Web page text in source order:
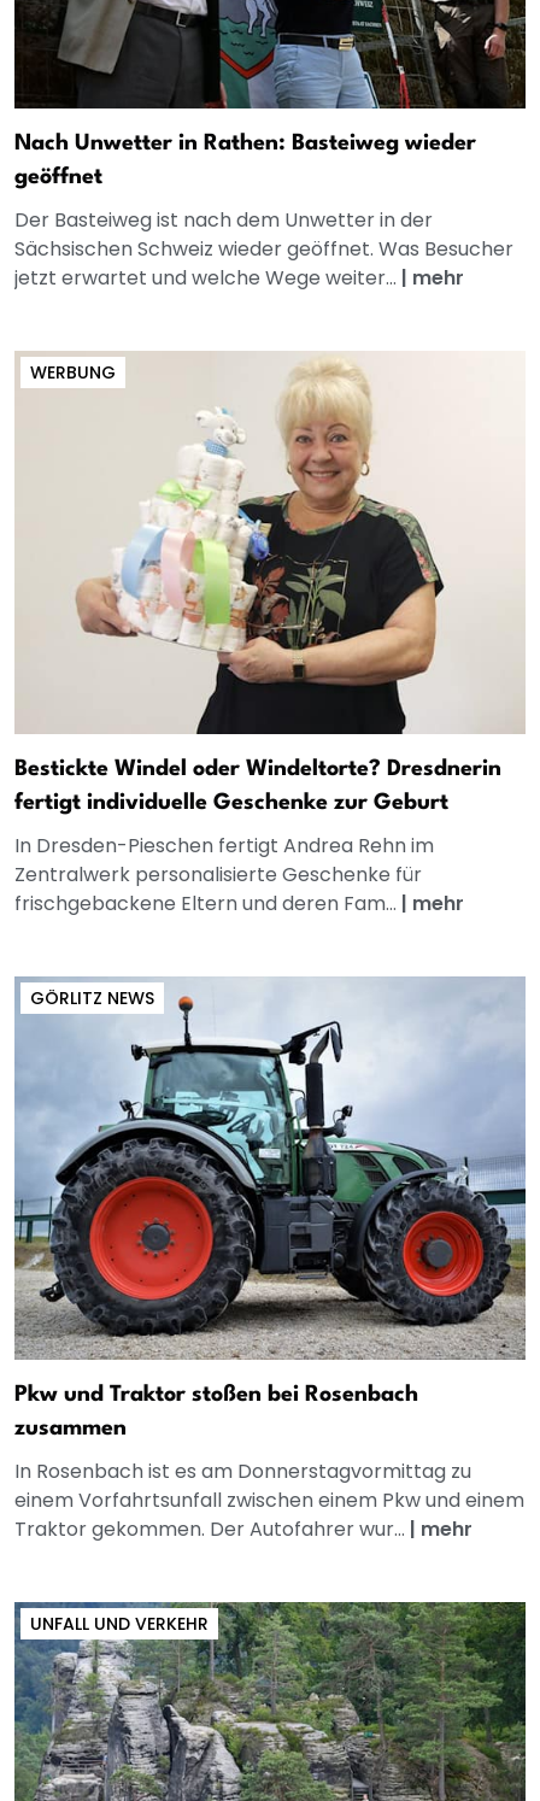
Nach Unwetter in Rathen: Basteiweg wieder
geöffnet
Der Basteiweg ist nach dem Unwetter in der
Sächsischen Schweiz wieder geöffnet. Was Besucher
jetzt erwartet und welche Wege weiter... | mehr
WERBUNG
Bestickte Windel oder Windeltorte? Dresdnerin
fertigt individuelle Geschenke zur Geburt
In Dresden-Pieschen fertigt Andrea Rehn im
Zentralwerk personalisierte Geschenke für
frischgebackene Eltern und deren Fam... | mehr
GÖRLITZ NEWS
Pkw und Traktor stoßen bei Rosenbach
zusammen
In Rosenbach ist es am Donnerstagvormittag zu
einem Vorfahrtsunfall zwischen einem Pkw und einem
Traktor gekommen. Der Autofahrer wur... | mehr
UNFALL UND VERKEHR